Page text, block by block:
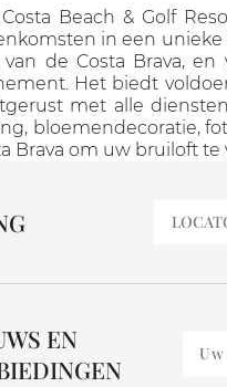
Beach & Golf
in een
van de Costa Brava,
Het biedt
met alle
bloemendecoratie,
Brava om uw bruiloft te
EN